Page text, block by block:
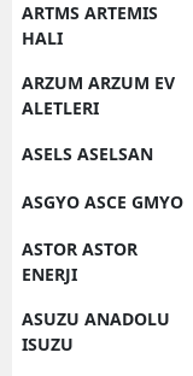
ARTMS ARTEMIS
HALI
ARZUM ARZUM EV
ALETLERI
ASELS ASELSAN
ASGYO ASCE GMYO
ASTOR ASTOR
ENERJI
ASUZU ANADOLU
ISUZU